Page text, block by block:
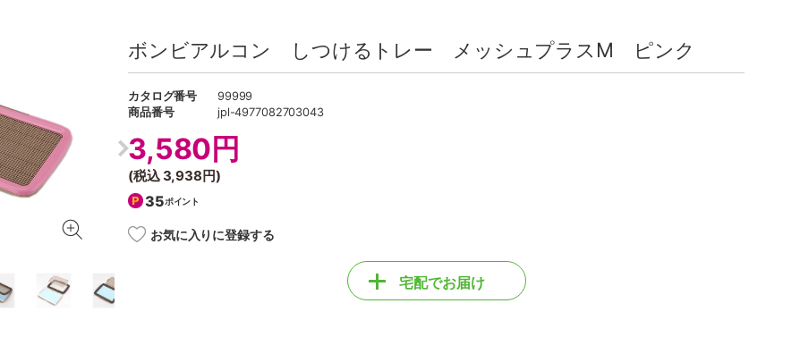
ボンビアルコン しつけるトレー メッシュプラスM ピンク
カタログ番号
99999
商品番号
jpl-4977082703043
3,580円
(税込 3,938円)
35ポイント
お気に入りに登録する
宅配でお届け